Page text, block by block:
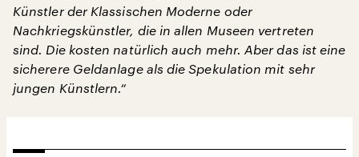
Künstler der Klassischen Moderne oder
Nachkriegskünstler, die in allen Museen vertreten
sind. Die kosten natürlich auch mehr. Aber das ist eine
sicherere Geldanlage als die Spekulation mit sehr
jungen Künstlern.“